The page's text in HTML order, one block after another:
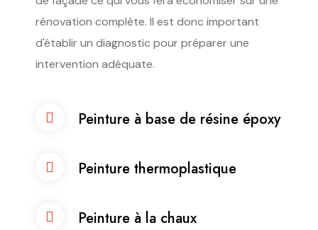
rénovation complète. Il est donc important
d'établir un diagnostic pour préparer une
intervention adéquate.
Peinture à base de résine époxy
Peinture thermoplastique
Peinture à la chaux